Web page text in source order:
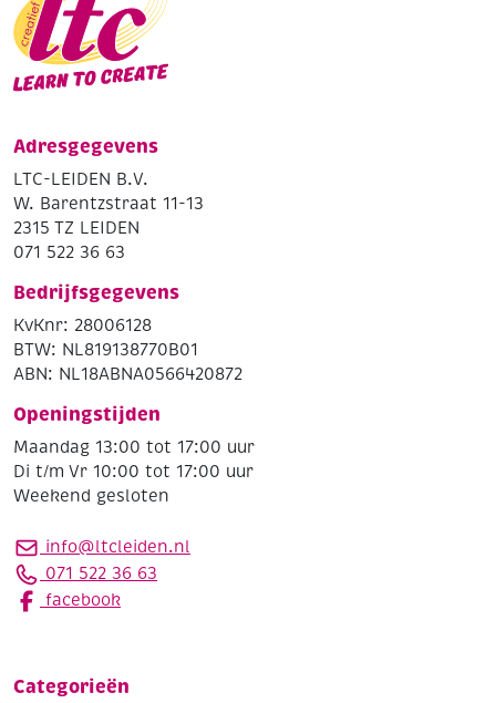
Adresgegevens
LTC-LEIDEN B.V.
W. Barentzstraat 11-13
2315 TZ LEIDEN
071 522 36 63
Bedrijfsgegevens
KvKnr: 28006128
BTW: NL819138770B01
ABN: NL18ABNA0566420872
Openingstijden
Maandag 13:00 tot 17:00 uur
Di t/m Vr 10:00 tot 17:00 uur
Weekend gesloten
info@ltcleiden.nl
071 522 36 63
facebook
Categorieën